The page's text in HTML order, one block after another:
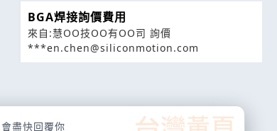
BGA焊接詢價費用
來自:慧OO技OO有OO司 詢價
***en.chen@siliconmotion.com
盡快回覆你